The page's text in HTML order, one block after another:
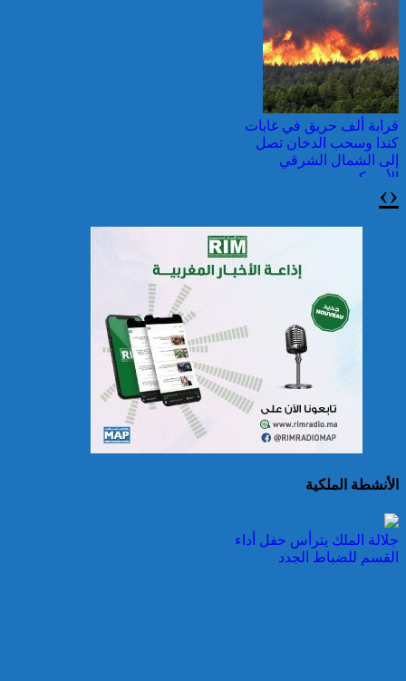
قرابة ألف حريق في غابات
كندا وسحب الدخان تصل
إلى الشمال الشرقي
الأمريكي
حرائق الغابات : الاتحاد
الأوروبي يعبئ إمكانياته
لدعم فرنسا والبرتغال
حصيلة حوادث السير
بالمناطق الحضرية خلال
‹
›
الأنشطة الملكية
جلالة الملك يترأس حفل أداء
القسم للضباط الجدد